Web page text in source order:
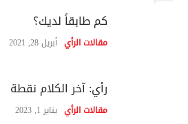
كم طابقاً لديك؟
مقالات الرأي أبريل 28, 2021
رأي: آخر الكلام نقطة
مقالات الرأي يناير 1, 2023